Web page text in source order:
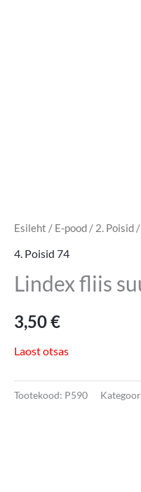
Esileht / E-pood/ 2. Poisid/
4. Poisid 74
Lindex fliis
3,50€
Laost otsas
Tootekood: P590